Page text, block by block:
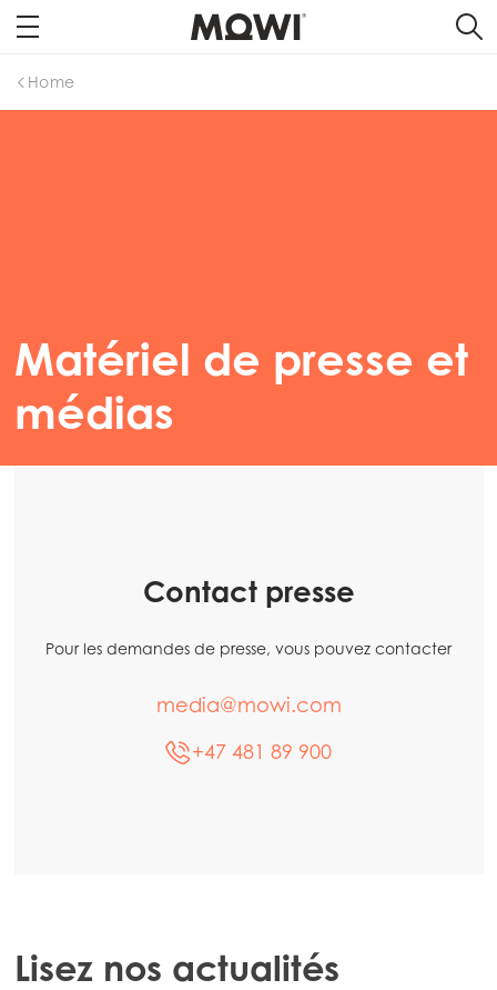
Home
Matériel de presse et
médias
Contact presse
Pour les demandes de presse, vous pouvez contacter
media@mowi.com
+47 481 89 900
Lisez nos actualités